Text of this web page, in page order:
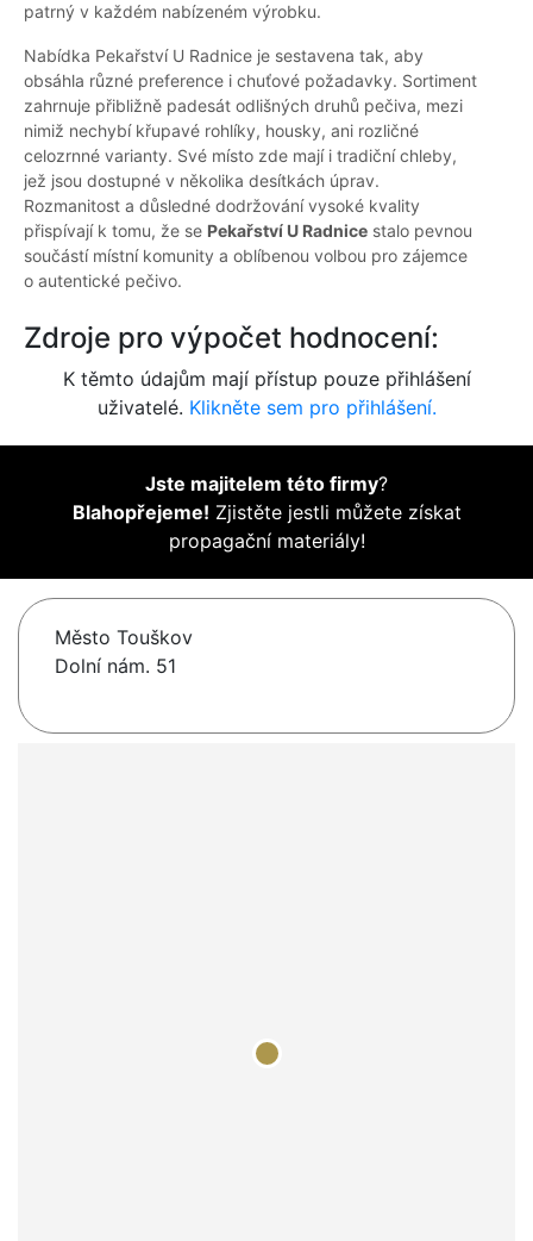
patrný v každém nabízeném výrobku.
Nabídka Pekařství U Radnice je sestavena tak, aby
obsáhla různé preference i chuťové požadavky. Sortiment
zahrnuje přibližně padesát odlišných druhů pečiva, mezi
nimiž nechybí křupavé rohlíky, housky, ani rozličné
celozrnné varianty. Své místo zde mají i tradiční chleby,
jež jsou dostupné v několika desítkách úprav.
Rozmanitost a důsledné dodržování vysoké kvality
přispívají k tomu, že se Pekařství U Radnice stalo pevnou
součástí místní komunity a oblíbenou volbou pro zájemce
o autentické pečivo.
Zdroje pro výpočet hodnocení:
K těmto údajům mají přístup pouze přihlášení
uživatelé. Klikněte sem pro přihlášení.
Jste majitelem této firmy?
Blahopřejeme! Zjistěte jestli můžete získat
propagační materiály!
Město Touškov
Dolní nám. 51